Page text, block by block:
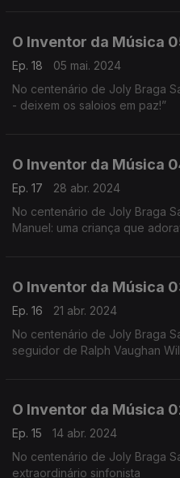
O Inventor da Música
Ep. 18
05 mai. 2024
No centenário de Joly Braga
- deixem os saloios em paz!”
O Inventor da Música
Ep. 17
28 abr. 2024
No centenário de Joly Braga
Manuel: uma criança que
O Inventor da Música
Ep. 16
21 abr. 2024
No centenário de Joly Braga
seguidor de Ralph Vaughan
O Inventor da Música
Ep. 15
14 abr. 2024
No centenário de Joly Braga
extraordinário sinfonista